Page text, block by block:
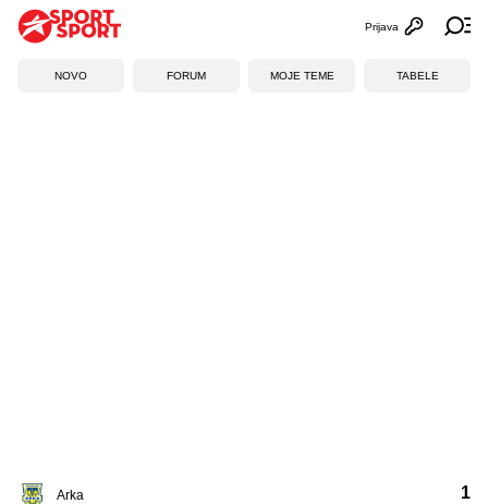
Otvori
Prijava
NOVO FORUM MOJE TEME TABELE
Arka 1